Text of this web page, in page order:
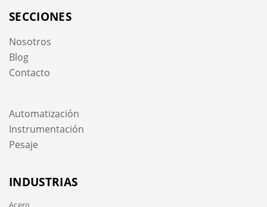
SECCIONES
Nosotros
Blog
Contacto
Automatización
Instrumentación
Pesaje
INDUSTRIAS
Acero